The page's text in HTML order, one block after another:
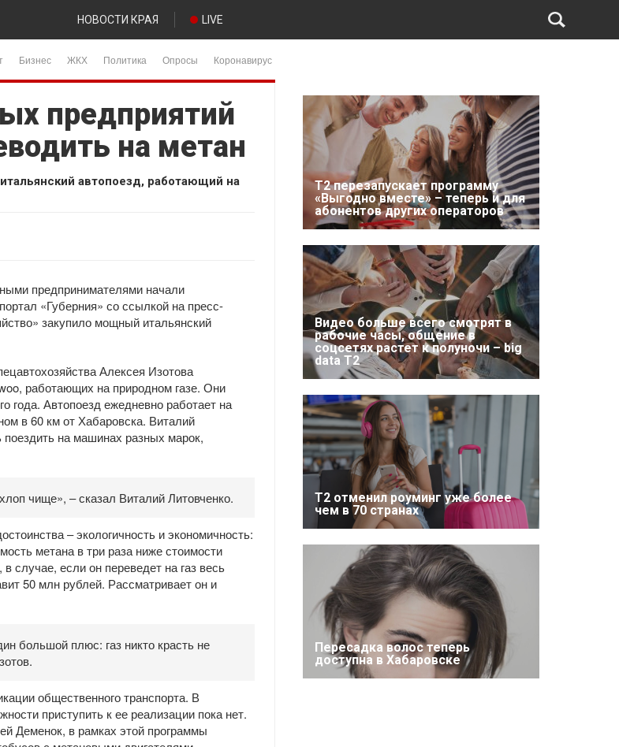
НОВОСТИ КРАЯ LIVE
Бизнес ЖКХ Политика Опросы Коронавирус
предприятий
на метан
автопоезд, работающий на
предпринимателями начали
«Губерния» со ссылкой на пресс-
закупило мощный итальянский
Алексея Изотова
работающих на природном газе. Они
года. Автопоезд ежедневно работает на
в 60 км от Хабаровска. Виталий
на машинах разных марок,
чище», – сказал Виталий Литовченко.
– экологичность и экономичность:
метана в три раза ниже стоимости
случае, если он переведет на газ весь
50 млн рублей. Рассматривает он и
большой плюс: газ никто красть не
общественного транспорта. В
приступить к ее реализации пока нет.
Деменок, в рамках этой программы
Т2 перезапускает программу
«Выгодно вместе» – теперь и для
абонентов других операторов
Видео больше всего смотрят в
рабочие часы, общение в
соцсетях растет к полуночи – big
data T2
Т2 отменил роуминг уже более
чем в 70 странах
Пересадка волос теперь
доступна в Хабаровске